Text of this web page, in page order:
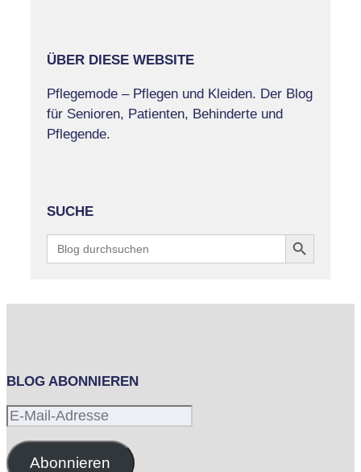
ÜBER DIESE WEBSITE
Pflegemode – Pflegen und Kleiden. Der Blog
für Senioren, Patienten, Behinderte und
Pflegende.
SUCHE
Search
for:
Search Button
BLOG ABONNIEREN
E-
AdresseAbonnieren